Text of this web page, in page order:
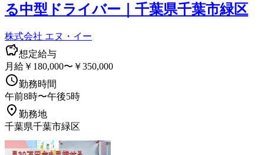
る中型ドライバー｜千葉県千葉市緑区
株式会社 エヌ・イー
想定給与
月給￥180,000〜￥350,000
勤務時間
午前8時〜午後5時
勤務地
千葉県千葉市緑区